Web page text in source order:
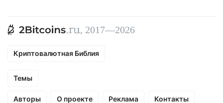
, 2017—2026
Криптовалютная Библия
Темы
Авторы О проекте Реклама Контакты